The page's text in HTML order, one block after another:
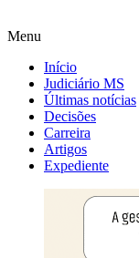
Menu
Início
Judiciário MS
Últimas notícias
Decisões
Carreira
Artigos
Expediente